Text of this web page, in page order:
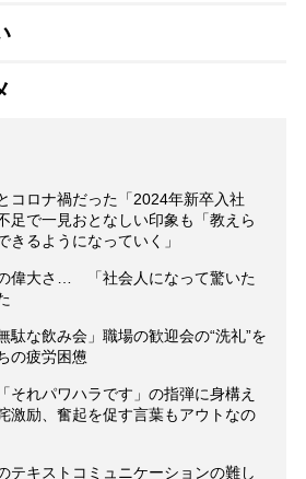
コロナ禍だった「2024年新卒入社
で一見おとなしい印象も「教えら
きるようになっていく」
偉大さ… 「社会人になって驚いた
駄な飲み会」職場の歓迎会の“洗礼”を
の疲労困憊
それパワハラです」の指弾に身構え
励、奮起を促す言葉もアウトなの
テキストコミュニケーションの難し